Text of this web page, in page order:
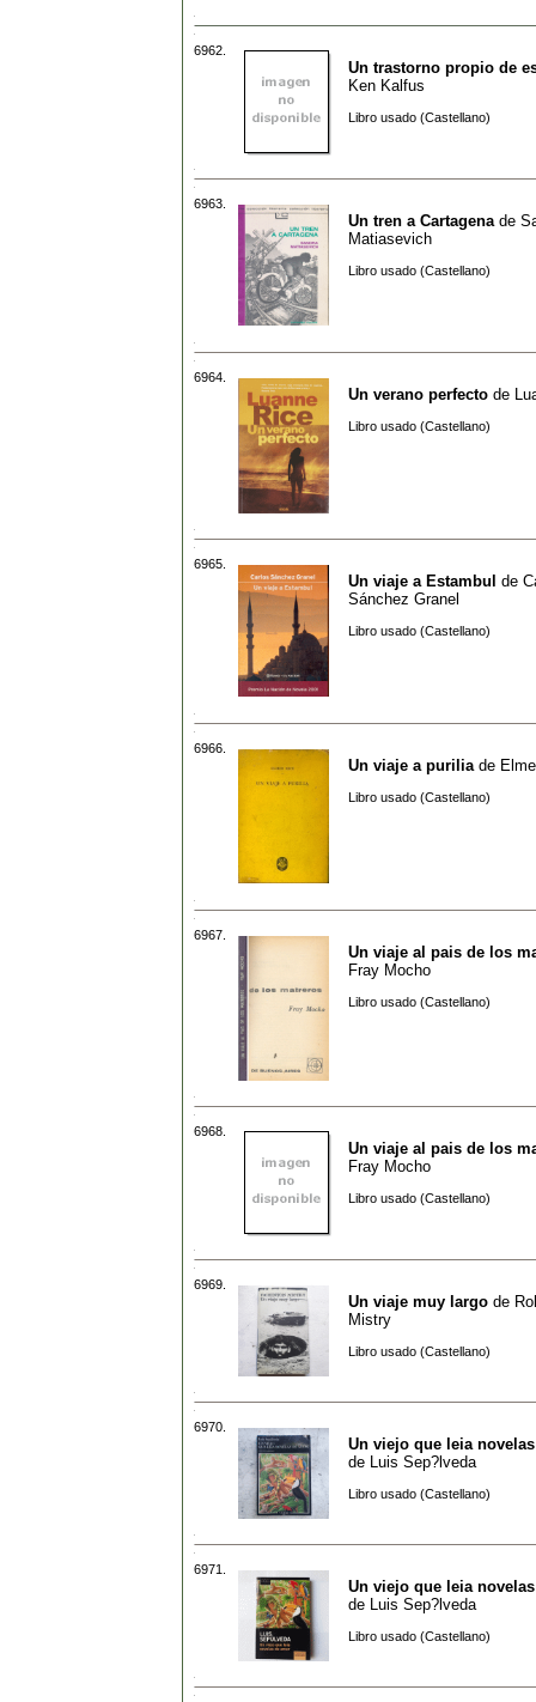
6962.
Un trastorno propio de
Ken Kalfus
Libro usado (Castellano)
6963.
Un tren a Cartagena de
Matiasevich
Libro usado (Castellano)
6964.
Un verano perfecto de
Libro usado (Castellano)
6965.
Un viaje a Estambul de
Sánchez Granel
Libro usado (Castellano)
6966.
Un viaje a purilia de
Libro usado (Castellano)
6967.
Un viaje al pais de los
Fray Mocho
Libro usado (Castellano)
6968.
Un viaje al pais de los
Fray Mocho
Libro usado (Castellano)
6969.
Un viaje muy largo de
Mistry
Libro usado (Castellano)
6970.
Un viejo que leia
de
Luis Sep?lveda
Libro usado (Castellano)
6971.
Un viejo que leia
de
Luis Sep?lveda
Libro usado (Castellano)